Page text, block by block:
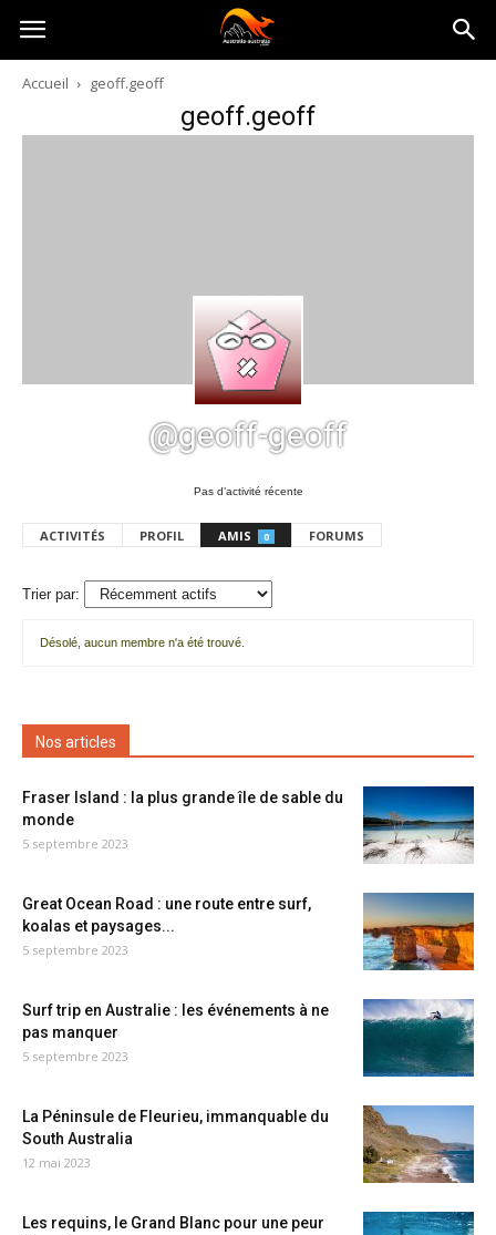
Australia-
australie.com
Accueil geoff.geoff
geoff.geoff
@geoff-geoff
Pas d’activité récente
ACTIVITÉS PROFIL AMIS 0 FORUMS
Trier par:
amis
Désolé, aucun membre n'a été trouvé.
Nos articles
Fraser Island : la plus grande île de sable du
monde
5 septembre 2023
Great Ocean Road : une route entre surf,
koalas et paysages...
5 septembre 2023
Surf trip en Australie : les événements à ne
pas manquer
5 septembre 2023
La Péninsule de Fleurieu, immanquable du
South Australia
12 mai 2023
Les requins, le Grand Blanc pour une peur